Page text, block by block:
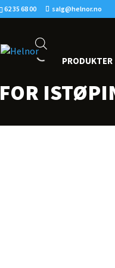
62 35 68 00 salg@helnor.no
PRODUKTER
FOR